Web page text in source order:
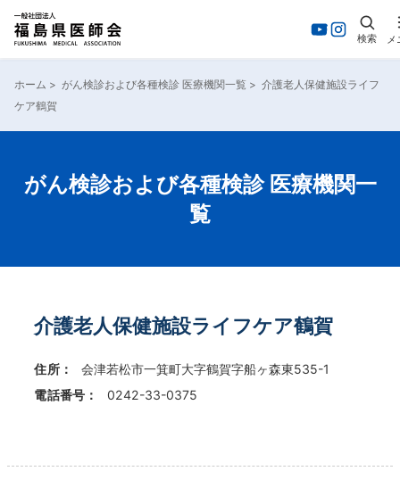
検索 メ
ホーム > がん検診および各種検診 医療機関一覧 > 介護老人保健施設ライフ
ケア鶴賀
がん検診および各種検診 医療機関一
覧
介護老人保健施設ライフケア鶴賀
住所：
会津若松市一箕町大字鶴賀字船ヶ森東535-1
電話番号：
0242-33-0375